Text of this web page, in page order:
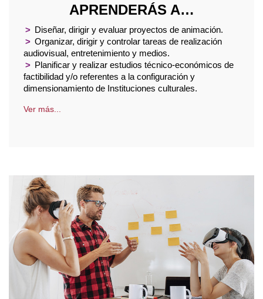
APRENDERÁS A…
> Diseñar, dirigir y evaluar proyectos de animación.
> Organizar, dirigir y controlar tareas de realización
audiovisual, entretenimiento y medios.
> Planificar y realizar estudios técnico-económicos de
factibilidad y/o referentes a la configuración y
dimensionamiento de Instituciones culturales.
Ver más...